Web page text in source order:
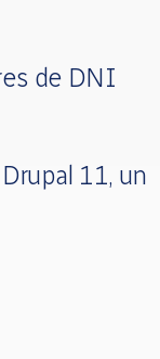
de DNI
11, un